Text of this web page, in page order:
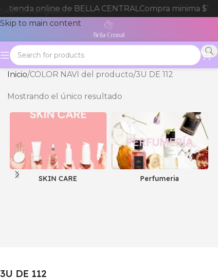
Skip to navigation
Skip to main content
tienda online de BELLA CENTRALCompra minima
Inicio COLOR NAVI del producto 3U DE 112
Mostrando el único resultado
SKIN CARE Perfumeria
3U DE 112